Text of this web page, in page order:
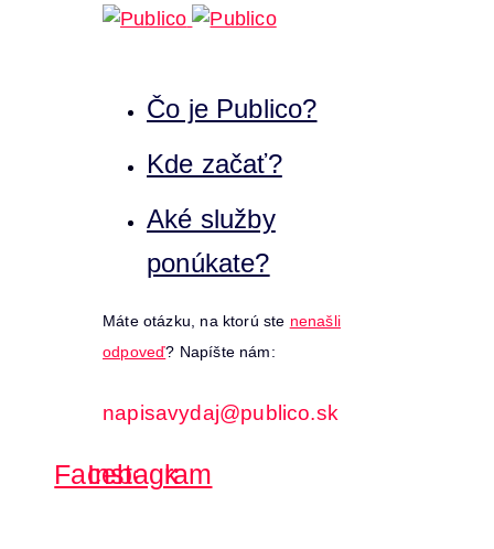
Čo je Publico?
Kde začať?
Aké služby
ponúkate?
Máte otázku, na ktorú ste nenašli
odpoveď? Napíšte nám:
napisavydaj@publico.sk
Facebook
Instagram